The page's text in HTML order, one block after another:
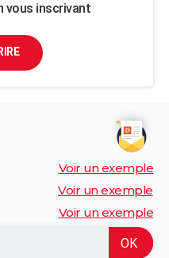
vous inscrivant
Voir un exemple
Voir un exemple
Voir un exemple